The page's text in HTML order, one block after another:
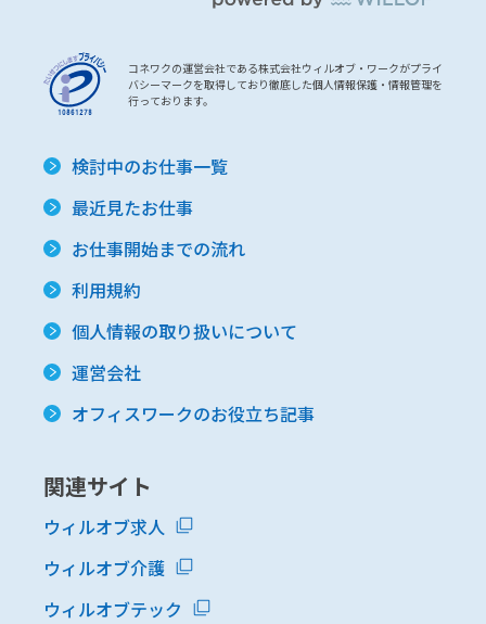
コネワクの運営会社である株式会社ウィルオブ・ワークがプライ
バシーマークを取得しており徹底した個人情報保護・情報管理を
行っております。
検討中のお仕事一覧
最近見たお仕事
お仕事開始までの流れ
利用規約
個人情報の取り扱いについて
運営会社
オフィスワークのお役立ち記事
関連サイト
ウィルオブ求人
ウィルオブ介護
ウィルオブテック